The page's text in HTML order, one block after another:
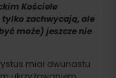
Kościele
tylko zachwycają, ale
może) jeszcze nie
miał dwunastu